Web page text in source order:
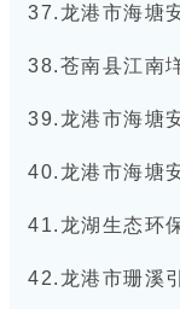
37.龙港市海塘
38.苍南县江南
39.龙港市海塘
40.龙港市海塘
41.龙湖生态环
42.龙港市珊溪